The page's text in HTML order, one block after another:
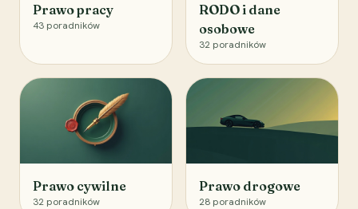
Prawo pracy
43 poradników
RODO i dane
osobowe
32 poradników
Prawo cywilne
32 poradników
Prawo drogowe
28 poradników